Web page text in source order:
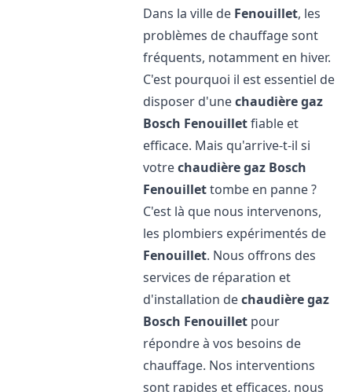
Dans la ville de Fenouillet, les
problèmes de chauffage sont
fréquents, notamment en hiver.
C'est pourquoi il est essentiel de
disposer d'unechaudière gaz
Bosch Fenouilletfiable et
efficace. Mais qu'arrive-t-il si
votrechaudière gaz Bosch
Fenouillettombe en panne ?
C'est là que nous intervenons,
les plombiers expérimentés de
Fenouillet. Nous offrons des
services de réparation et
d'installation dechaudière gaz
Bosch Fenouillet pour
répondre à vos besoins de
chauffage. Nos interventions
sont rapides et efficaces, nous